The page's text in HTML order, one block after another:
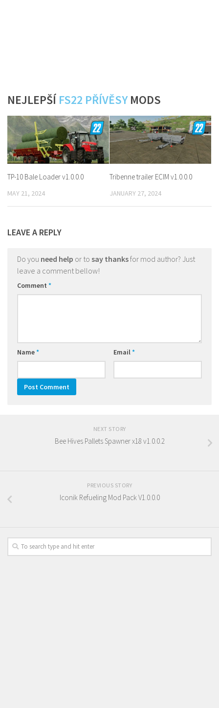
NEJLEPŠÍ FS22 PŘÍVĚSYMODS
TP-10 Bale Loader v1.0.0.0
MAY 21, 2024
Tribenne trailer ECIM v1.0.0.0
JANUARY 27, 2024
LEAVE A REPLY
Do you need help or to say thanksfor mod author? Just
leave a comment bellow!
Comment *
Name* Email*
NEXT STORY
Bee Hives Pallets Spawner x18 v1.0.0.2
PREVIOUS STORY
Iconik Refueling Mod Pack V1.0.0.0